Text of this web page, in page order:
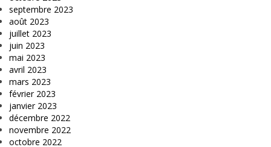
septembre 2023
août 2023
juillet 2023
juin 2023
mai 2023
avril 2023
mars 2023
février 2023
janvier 2023
décembre 2022
novembre 2022
octobre 2022